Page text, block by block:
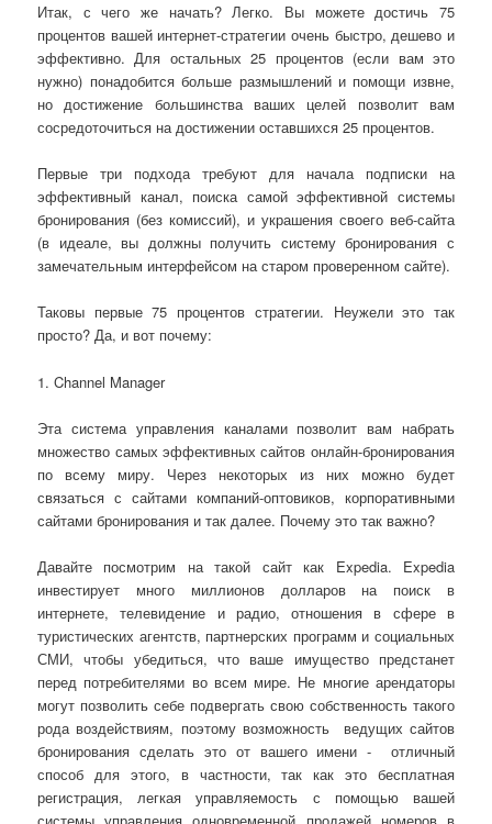
Итак, с чего же начать? Легко. Вы можете достичь 75
процентов вашей интернет-стратегии очень быстро, дешево и
эффективно. Для остальных 25 процентов (если вам это
нужно) понадобится больше размышлений и помощи извне,
но достижение большинства ваших целей позволит вам
сосредоточиться на достижении оставшихся 25 процентов.
Первые три подхода требуют для начала подписки на
эффективный канал, поиска самой эффективной системы
бронирования (без комиссий), и украшения своего веб-сайта
(в идеале, вы должны получить систему бронирования с
замечательным интерфейсом на старом проверенном сайте).
Таковы первые 75 процентов стратегии. Неужели это так
просто? Да, и вот почему:
1. Channel Manager
Эта система управления каналами позволит вам набрать
множество самых эффективных сайтов онлайн-бронирования
по всему миру. Через некоторых из них можно будет
связаться с сайтами компаний-оптовиков, корпоративными
сайтами бронирования и так далее. Почему это так важно?
Давайте посмотрим на такой сайт как Expedia. Expedia
инвестирует много миллионов долларов на поиск в
интернете, телевидение и радио, отношения в сфере в
туристических агентств, партнерских программ и социальных
СМИ, чтобы убедиться, что ваше имущество предстанет
перед потребителями во всем мире. Не многие арендаторы
могут позволить себе подвергать свою собственность такого
рода воздействиям, поэтому возможность ведущих сайтов
бронирования сделать это от вашего имени - отличный
способ для этого, в частности, так как это бесплатная
регистрация, легкая управляемость с помощью вашей